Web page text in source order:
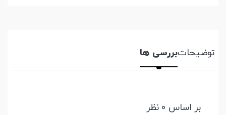
توضیحاتبررسی ها
بر اساس 0 نظر